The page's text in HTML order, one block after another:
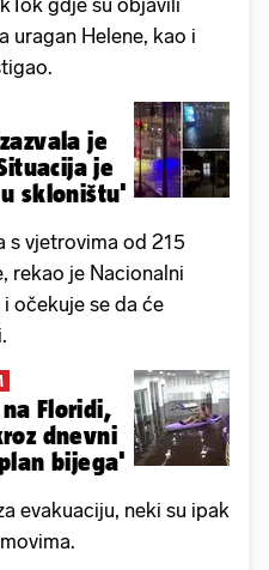
uragan Helene, kao i
je
je
skloništu'
s vjetrovima od 215
rekao je Nacionalni
očekuje se da će
na Floridi,
dnevni
bijega'
evakuaciju, neki su ipak